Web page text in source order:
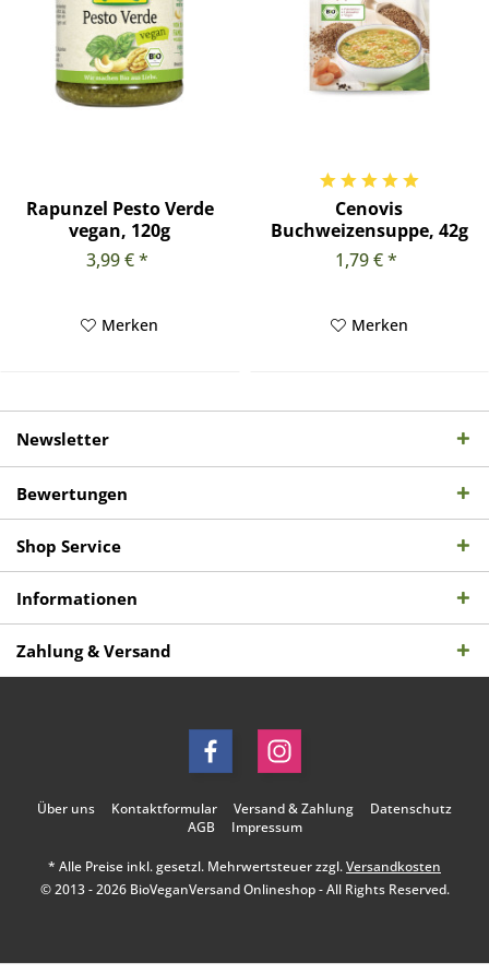
Rapunzel Pesto Verde
vegan, 120g
3,99 € *
Merken
Cenovis
Buchweizensuppe, 42g
1,79 € *
Merken
Newsletter
Bewertungen
Shop Service
Informationen
Zahlung & Versand
Über uns Kontaktformular Versand & Zahlung
Datenschutz
AGB
Impressum
* Alle Preise inkl. gesetzl. Mehrwertsteuer zzgl.Versandkosten
© 2013 - 2026 BioVeganVersand Onlineshop - All Rights Reserved.